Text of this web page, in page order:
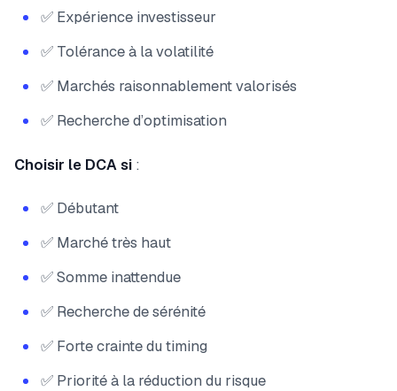
✅ Expérience investisseur
✅ Tolérance à la volatilité
✅ Marchés raisonnablement valorisés
✅ Recherche d’optimisation
Choisir le DCA si :
✅ Débutant
✅ Marché très haut
✅ Somme inattendue
✅ Recherche de sérénité
✅ Forte crainte du timing
✅ Priorité à la réduction du risque